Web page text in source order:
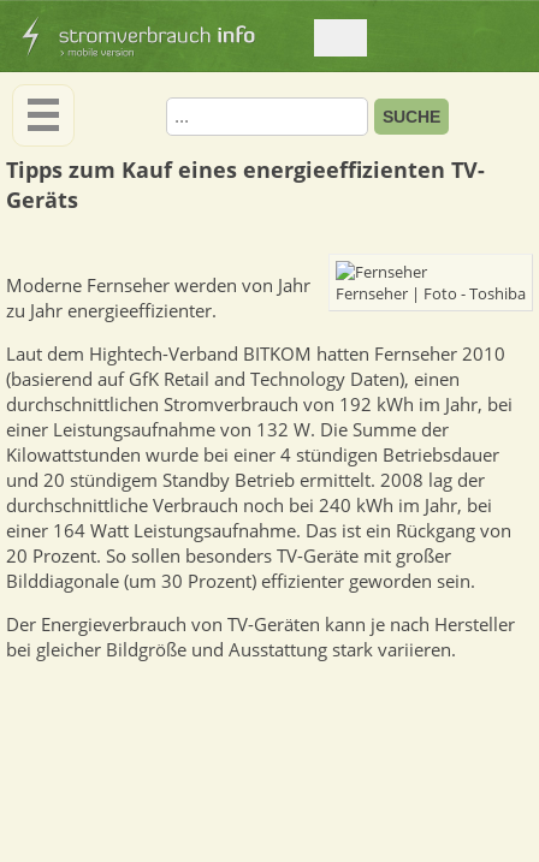
Tipps zum Kauf eines energieeffizienten TV-
Geräts
Fernseher | Foto - Toshiba
Moderne Fernseher werden von Jahr
zu Jahr energieeffizienter.
Laut dem Hightech-Verband BITKOM hatten Fernseher 2010
(basierend auf GfK Retail and Technology Daten), einen
durchschnittlichen Stromverbrauch von 192 kWh im Jahr, bei
einer Leistungsaufnahme von 132 W. Die Summe der
Kilowattstunden wurde bei einer 4 stündigen Betriebsdauer
und 20 stündigem Standby Betrieb ermittelt. 2008 lag der
durchschnittliche Verbrauch noch bei 240 kWh im Jahr, bei
einer 164 Watt Leistungsaufnahme. Das ist ein Rückgang von
20 Prozent. So sollen besonders TV-Geräte mit großer
Bilddiagonale (um 30 Prozent) effizienter geworden sein.
Der Energieverbrauch von TV-Geräten kann je nach Hersteller
bei gleicher Bildgröße und Ausstattung stark variieren.